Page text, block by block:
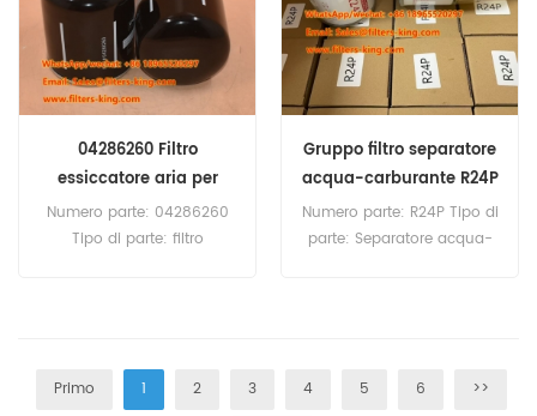
04286260 Filtro
essiccatore aria per
GMK2035E
Numero parte: 04286260
Tipo di parte: filtro
incrociato filtro essiccatore
aria TB1374T ST1374
Gruppo filtro separatore
acqua-carburante R24P
Numero parte: R24P Tipo di
parte: Separatore acqua-
Primo 1 2 3 4 5 6 >>